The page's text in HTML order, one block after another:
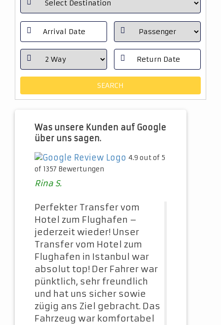
Was unsere Kunden auf Google
über uns sagen.
4.9 out of 5
of 1357 Bewertungen
Rina S.
Perfekter Transfer vom
Hotel zum Flughafen –
jederzeit wieder! Unser
Transfer vom Hotel zum
Flughafen in Istanbul war
absolut top! Der Fahrer war
pünktlich, sehr freundlich
und hat uns sicher sowie
zügig ans Ziel gebracht. Das
Fahrzeug war komfortabel